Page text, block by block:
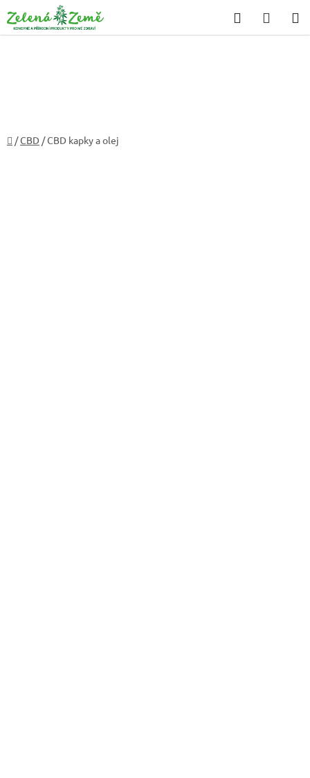
na
obsah
Hledat
KOŠÍK
Domů
/CBD /CBD kapky a olej